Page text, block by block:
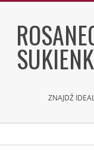
content
ZNAJDŹ